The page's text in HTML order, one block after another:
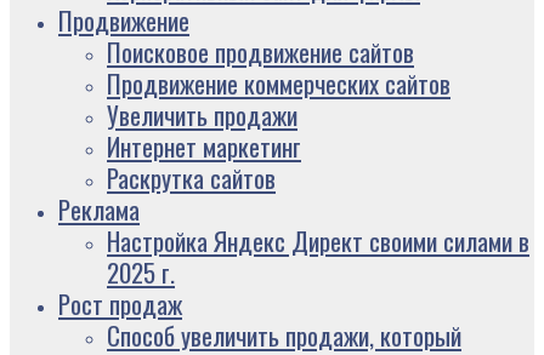
Продвижение
Поисковое продвижение сайтов
Продвижение коммерческих сайтов
Увеличить продажи
Интернет маркетинг
Раскрутка сайтов
Реклама
Настройка Яндекс Директ своими силами в
2025 г.
Рост продаж
Способ увеличить продажи, который